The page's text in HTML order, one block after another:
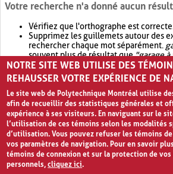
Votre recherche n'a donné aucun
Vérifiez que l'orthographe est correcte.
Supprimez les guillemets autour des
rechercher chaque mot séparément.
souvent plus de résultat que"garage à
Envisagez d'élargir votre recherche
retournera souvent plus de résultat
NOTRE SITE WEB UTILISE DES
REHAUSSER VOTRE EXPÉRIENCE DE
Le site web de Polytechnique Montréal utilise
afin de recueillir des statistiques générales et
expérience à ses visiteurs. En naviguant sur le
l’utilisation de ces témoins selon les modalités
d’utilisation. Vous pouvez refuser les témoins
vos paramètres de navigation. Pour en savoir
témoins de connexion et sur la protection de
personnels,cliquez ici.